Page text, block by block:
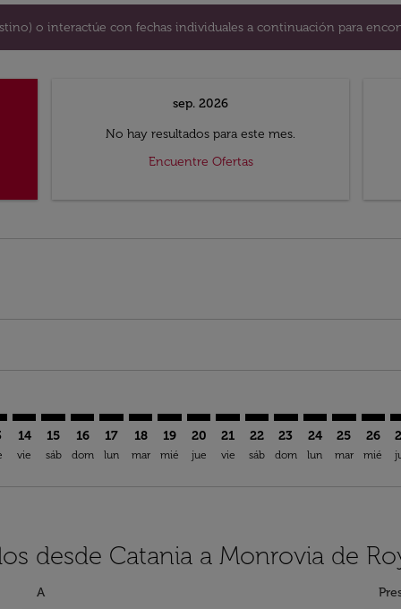
o interactúe con fechas individuales a continuación para
sep. 2026
No hay resultados para este mes.
Encuentre Ofertas
14
vie
15
sáb
16
dom
17
lun
18
mar
CTA–ROB: cmp-view-offers-
19
mié
CTA–ROB: cmp-view-offers-
20
jue
CTA–ROB: cmp-view-
21
vie
CTA–ROB: cmp-view-
22
sáb
CTA–ROB: cmp-
23
dom
CTA–ROB:
24
lun
25
mar
26
mié
desde Catania a Monrovia de
A